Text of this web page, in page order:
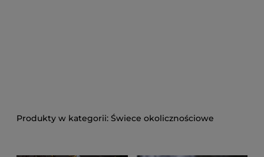
Świece okolicznościowe